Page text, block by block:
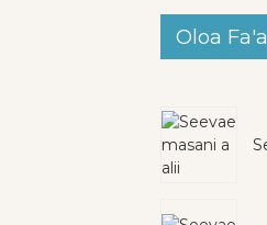
Oloa